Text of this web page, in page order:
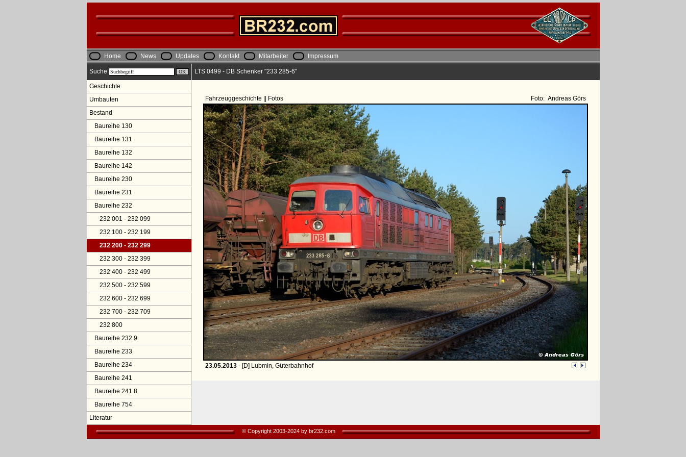
Home News Updates Kontakt Mitarbeiter Impressum
Suche
Geschichte
Umbauten
Bestand
Baureihe 130
Baureihe 131
Baureihe 132
Baureihe 142
Baureihe 230
Baureihe 231
Baureihe 232
232 001 - 232 099
232 100 - 232 199
232 200 - 232 299
232 300 - 232 399
232 400 - 232 499
232 500 - 232 599
232 600 - 232 699
232 700 - 232 709
232 800
Baureihe 232.9
Baureihe 233
Baureihe 234
Baureihe 241
Baureihe 241.8
Baureihe 754
Literatur
LTS 0499 - DB Schenker "233 285-6"
Fahrzeuggeschichte || Fotos Foto: Andreas Görs
23.05.2013 - [D] Lubmin, Güterbahnhof
© Copyright 2003-2024 by br232.com